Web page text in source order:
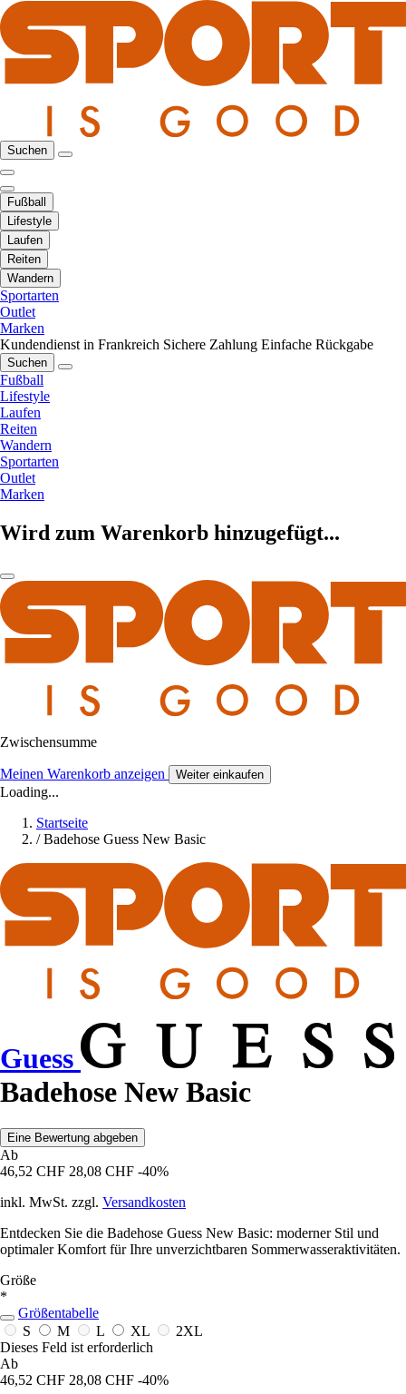
Suchen
Fußball
Lifestyle
Laufen
Reiten
Wandern
Sportarten
Outlet
Marken
Kundendienst in Frankreich Sichere Zahlung Einfache Rückgabe
Suchen
Fußball
Lifestyle
Laufen
Reiten
Wandern
Sportarten
Outlet
Marken
Wird zum Warenkorb hinzugefügt...
Zwischensumme
Meinen Warenkorb anzeigen Weiter einkaufen
Loading...
Startseite
/ Badehose Guess New Basic
Guess
Badehose New Basic
Eine Bewertung abgeben
Ab
46,52 CHF 28,08 CHF -40%
inkl. MwSt. zzgl. Versandkosten
Entdecken Sie die Badehose Guess New Basic: moderner Stil und
optimaler Komfort für Ihre unverzichtbaren Sommerwasseraktivitäten.
Größe
*
Größentabelle
S
M L XL
2XL
Dieses Feld ist erforderlich
Ab
46,52 CHF 28,08 CHF -40%